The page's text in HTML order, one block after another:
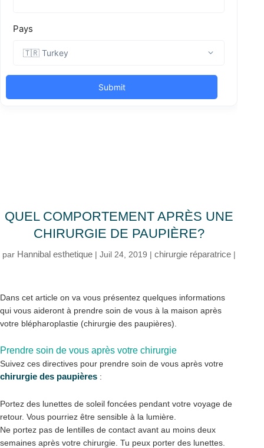
QUEL COMPORTEMENT APRÈS UNE
CHIRURGIE DE PAUPIÈRE?
par Hannibal esthetique| Juil 24, 2019 | chirurgie réparatrice|
Dans cet article on va vous présentez quelques informations
qui vous aideront à prendre soin de vous à la maison après
votre blépharoplastie (chirurgie des paupières).
Prendre soin de vous après votre chirurgie
Suivez ces directives pour prendre soin de vous après votre
chirurgie des paupières :
Portez des lunettes de soleil foncées pendant votre voyage de
retour. Vous pourriez être sensible à la lumière.
Ne portez pas de lentilles de contact avant au moins deux
semaines après votre chirurgie. Tu peux porter des lunettes.